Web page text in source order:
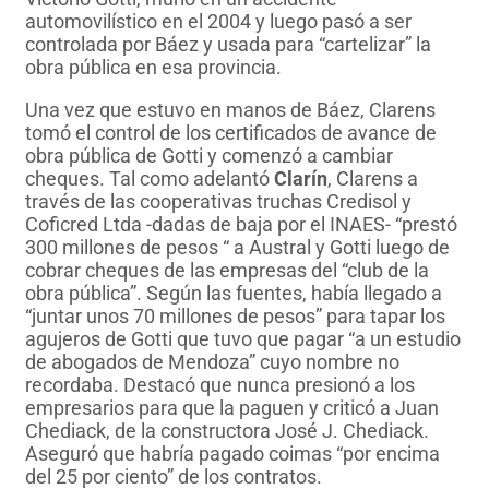
automovilístico en el 2004 y luego pasó a ser
controlada por Báez y usada para “cartelizar” la
obra pública en esa provincia.
Una vez que estuvo en manos de Báez, Clarens
tomó el control de los certificados de avance de
obra pública de Gotti y comenzó a cambiar
cheques. Tal como adelantóClarín, Clarens a
través de las cooperativas truchas Credisol y
Coficred Ltda -dadas de baja por el INAES- “prestó
300 millones de pesos “ a Austral y Gotti luego de
cobrar cheques de las empresas del “club de la
obra pública”. Según las fuentes, había llegado a
“juntar unos 70 millones de pesos” para tapar los
agujeros de Gotti que tuvo que pagar “a un estudio
de abogados de Mendoza” cuyo nombre no
recordaba. Destacó que nunca presionó a los
empresarios para que la paguen y criticó a Juan
Chediack, de la constructora José J. Chediack.
Aseguró que habría pagado coimas “por encima
del 25 por ciento” de los contratos.